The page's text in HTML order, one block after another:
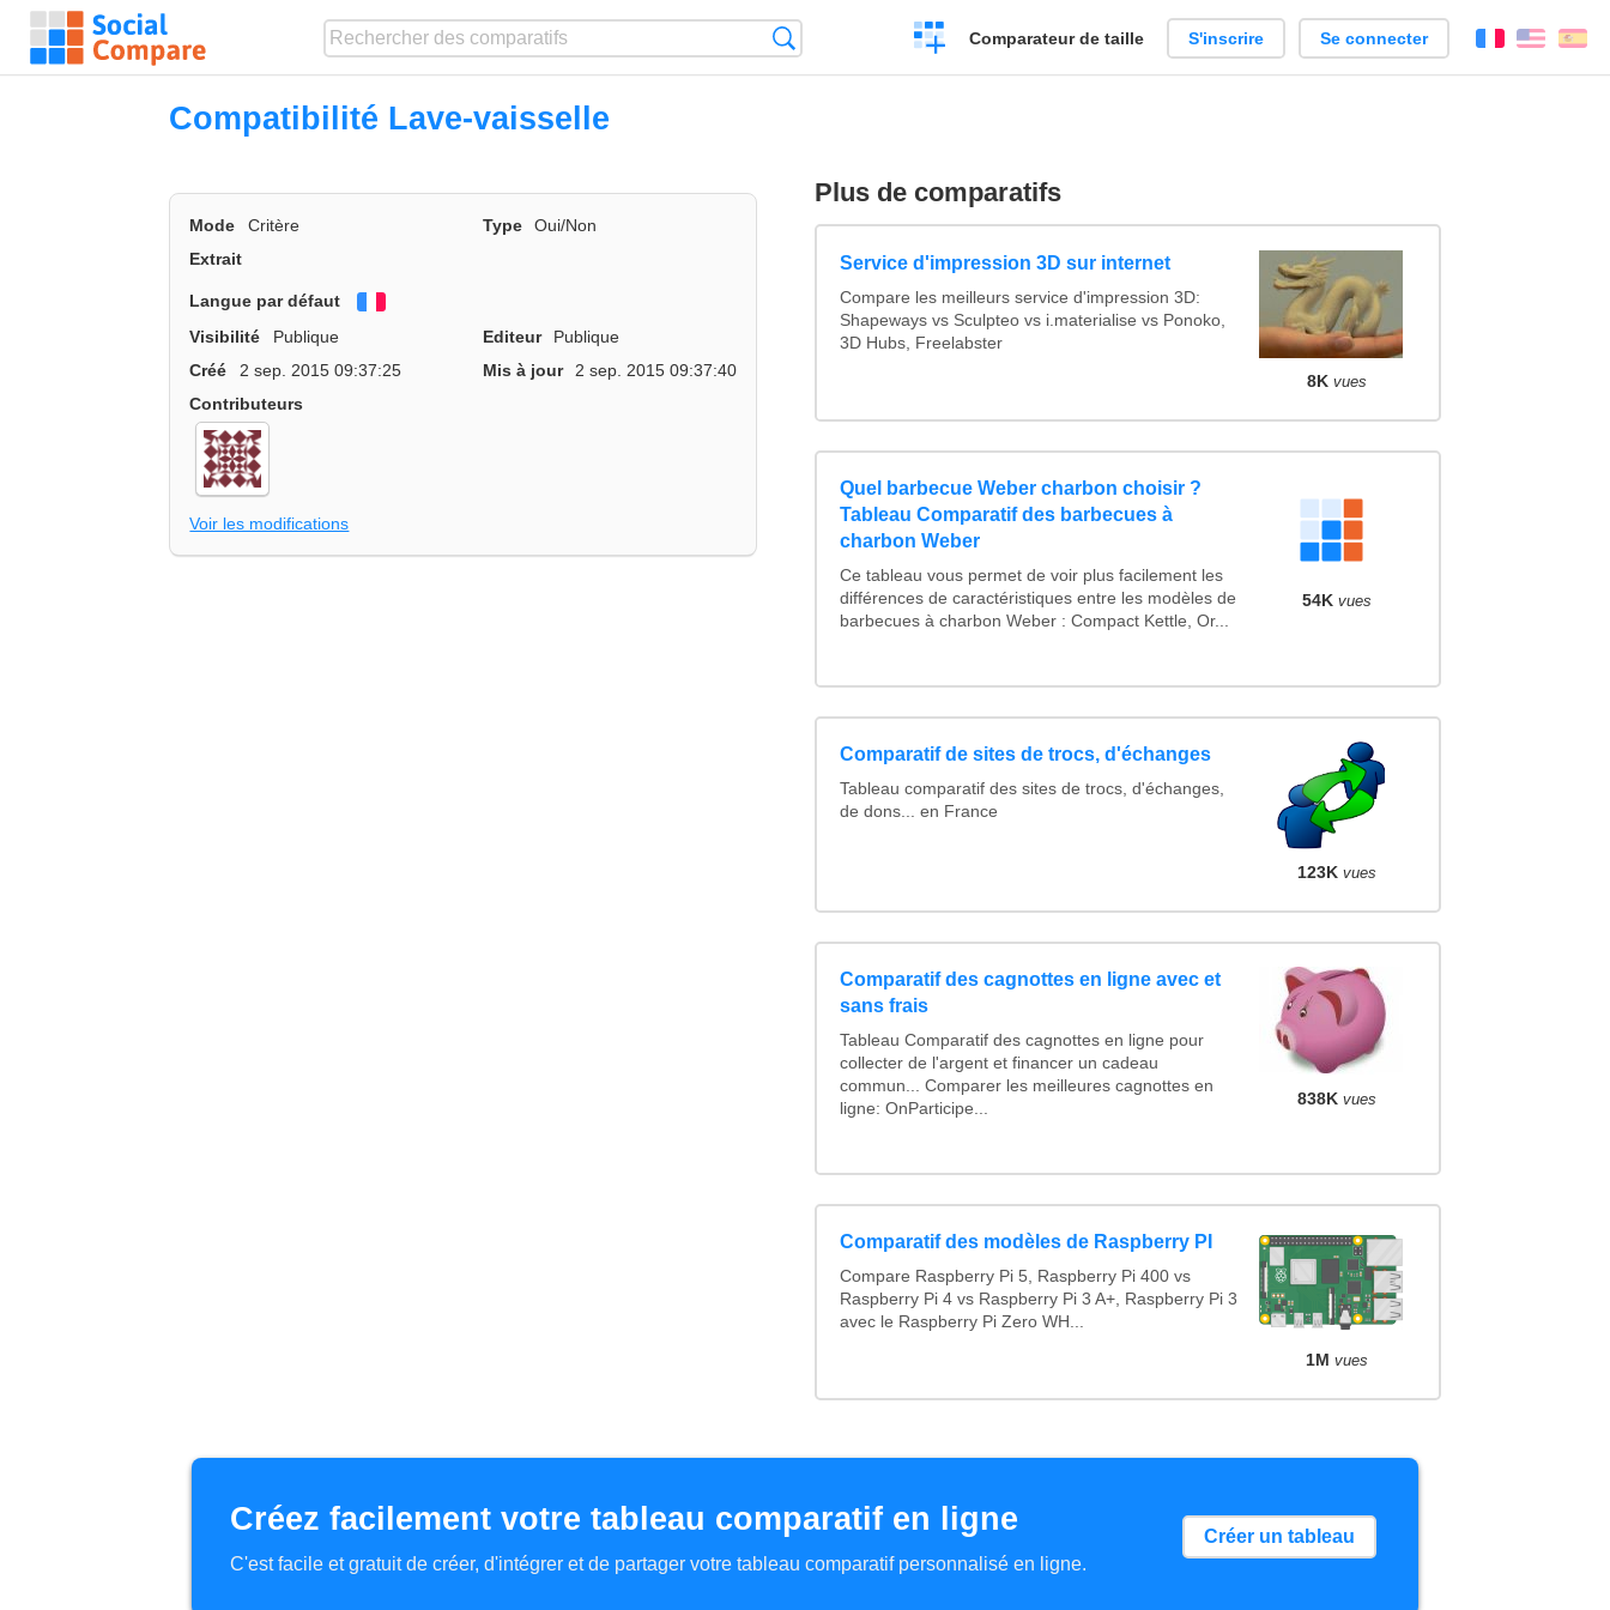
Créer
un
Comparateur de taille S'inscrire Se connecter FrançaisEnglish
Compatibilité Lave-vaisselle
Mode Critère Type
Oui/Non
Extrait
Langue par défaut
Visibilité
Publique Editeur
Publique
Créé
2 sep. 2015 09:37:25 Mis à jour
2 sep. 2015 09:37:40
Contributeurs
Voir les modifications
Plus de comparatifs
Service d'impression 3D sur internet
Compare les meilleurs service d'impression 3D:
Shapeways vs Sculpteo vs i.materialise vs Ponoko,
3D Hubs, Freelabster
8K vues
Quel barbecue Weber charbon choisir ?
Tableau Comparatif des barbecues à
charbon Weber
Ce tableau vous permet de voir plus facilement les
différences de caractéristiques entre les modèles de
barbecues à charbon Weber : Compact Kettle, Or...
54K vues
Comparatif de sites de trocs, d'échanges
Tableau comparatif des sites de trocs, d'échanges,
de dons... en France
123K vues
Comparatif des cagnottes en ligne avec et
sans frais
Tableau Comparatif des cagnottes en ligne pour
collecter de l'argent et financer un cadeau
commun... Comparer les meilleures cagnottes en
ligne: OnParticipe...
838K vues
Comparatif des modèles de Raspberry PI
Compare Raspberry Pi 5, Raspberry Pi 400 vs
Raspberry Pi 4 vs Raspberry Pi 3 A+, Raspberry Pi 3
avec le Raspberry Pi Zero WH...
1M vues
Créez facilement votre tableau comparatif en ligne
C'est facile et gratuit de créer, d'intégrer et de partager votre tableau comparatif personnalisé en ligne.
Créer un tableau